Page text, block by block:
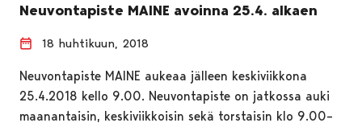
Neuvontapiste MAINE avoinna 25.4. alkaen
18 huhtikuun, 2018
Neuvontapiste MAINE aukeaa jälleen keskiviikkona
25.4.2018 kello 9.00. Neuvontapiste on jatkossa auki
maanantaisin, keskiviikkoisin sekä torstaisin klo 9.00–